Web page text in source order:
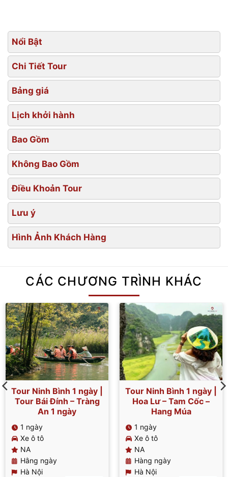
Nổi Bật
Chi Tiết Tour
Bảng giá
Lịch khởi hành
Bao Gồm
Không Bao Gồm
Điều Khoản Tour
Lưu ý
Hình Ảnh Khách Hàng
CÁC CHƯƠNG TRÌNH KHÁC
Tour Ninh Bình 1 ngày |
Tour Bái Đính – Tràng
An 1 ngày
1 ngày
Xe ô tô
NA
Hằng ngày
Hà Nội
Tour Ninh Bình 1 ngày |
Hoa Lư – Tam Cốc –
Hang Múa
1 ngày
Xe ô tô
NA
Hàng ngày
Hà Nội